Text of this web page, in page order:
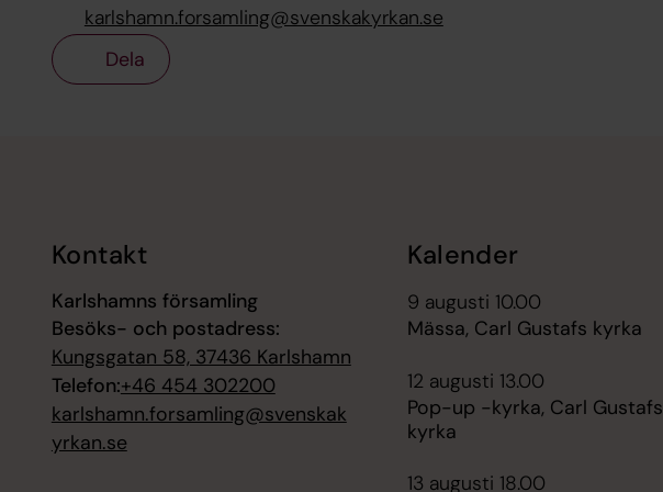
karlshamn.forsamling@svenskakyrkan.se
Dela
Kontakt
Karlshamns församling
Besöks- och postadress:
Kungsgatan 58, 37436 Karlshamn
Telefon:+46 454 302200
karlshamn.forsamling@svenskak
yrkan.se
Kalender
9 augusti 10.00
Mässa, Carl Gustafs kyrka
12 augusti 13.00
Pop-up -kyrka, Carl Gustafs
kyrka
13 augusti 18.00